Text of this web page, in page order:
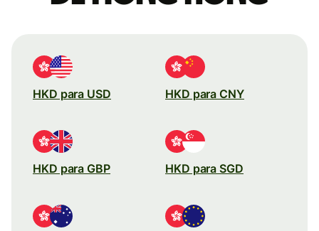
HKD para USD HKD para CNY
HKD para GBP HKD para SGD